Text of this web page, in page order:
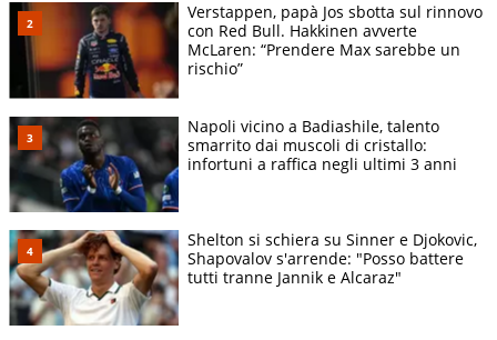
Verstappen, papà Jos sbotta sul rinnovo
con Red Bull. Hakkinen avverte
McLaren: “Prendere Max sarebbe un
rischio”
Napoli vicino a Badiashile, talento
smarrito dai muscoli di cristallo:
infortuni a raffica negli ultimi 3 anni
Shelton si schiera su Sinner e Djokovic,
Shapovalov s'arrende: "Posso battere
tutti tranne Jannik e Alcaraz"